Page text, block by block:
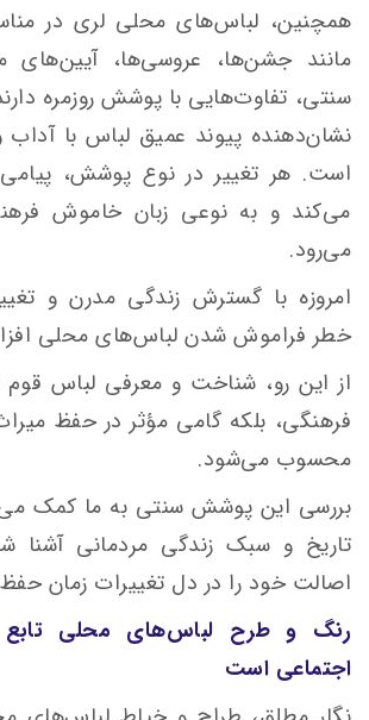
همچنین، لباس‌های محلی لری در
مانند جشن‌ها، عروسی‌ها، آیین‌های
سنتی، تفاوت‌هایی با پوشش روزمره
نشان‌دهنده پیوند عمیق لباس با
است. هر تغییر در نوع پوشش،
می‌کند و به نوعی زبان خاموش
می‌رود.
امروزه با گسترش زندگی مدرن و
خطر فراموش شدن لباس‌های محلی
از این رو، شناخت و معرفی لباس قوم
فرهنگی، بلکه گامی مؤثر در حفظ
محسوب می‌شود.
بررسی این پوشش سنتی به ما کمک
تاریخ و سبک زندگی مردمانی آشنا
اصالت خود را در دل تغییرات زمان حفظ
رنگ و طرح لباس‌های محلی
اجتماعی است